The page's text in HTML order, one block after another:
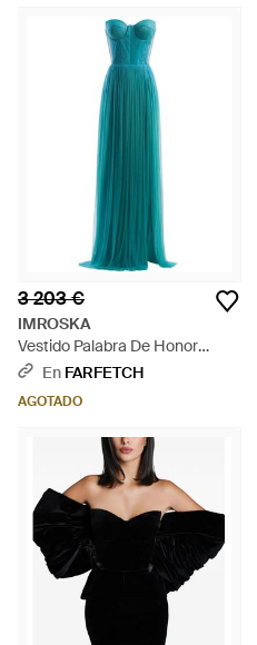
3 203 €
IMROSKA
Vestido Palabra De Honor
Plisado - Azul
En FARFETCH
AGOTADO